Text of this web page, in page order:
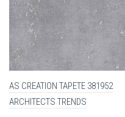
AS CREATION TAPETE 381952
ARCHITECTS TRENDS